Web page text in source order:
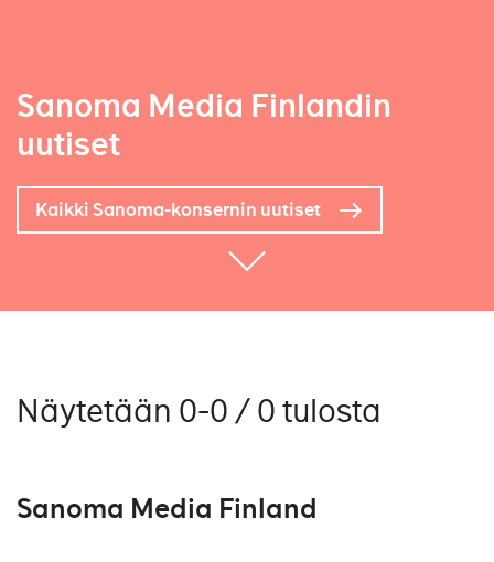
Sanoma Media Finlandin
uutiset
Kaikki Sanoma-konsernin uutiset
Näytetään 0-0 / 0 tulosta
Sanoma Media Finland